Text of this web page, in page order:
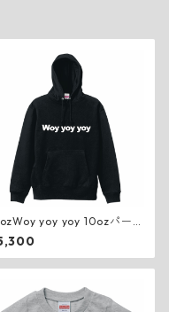
yoy yoy 10ozパーカ
ラック